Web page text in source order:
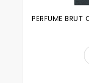
PERFUME BRUT